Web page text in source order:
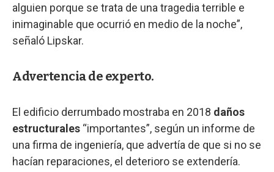
alguien porque se trata de una tragedia terrible e
inimaginable que ocurrió en medio de la noche”,
señaló Lipskar.
Advertencia de experto.
El edificio derrumbado mostraba en 2018 daños
estructurales “importantes”, según un informe de
una firma de ingeniería, que advertía de que si no se
hacían reparaciones, el deterioro se extendería.